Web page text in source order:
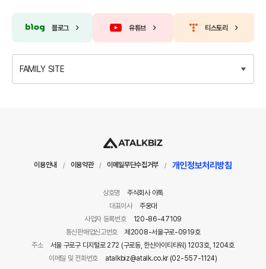
블로그 유튜브 티스토리
FAMILY SITE
이용안내 / 이용약관 / 이메일무단수집거부 / 개인정보처리방침
상호명
주식회사 아톡
대표이사
주웅대
사업자 등록번호
120-86-47109
통신판매업신고번호
제2008-서울구로-0919호
주소
서울 구로구 디지털로 272 (구로동, 한신아이티타워) 1203호, 1204호
이메일 및 전화번호
atalkbiz@atalk.co.kr (02-557-1124)